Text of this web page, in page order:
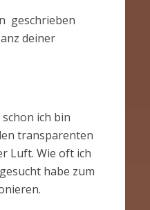
geschrieben
deiner
ich bin
transparenten
Luft. Wie oft ich
habe zum